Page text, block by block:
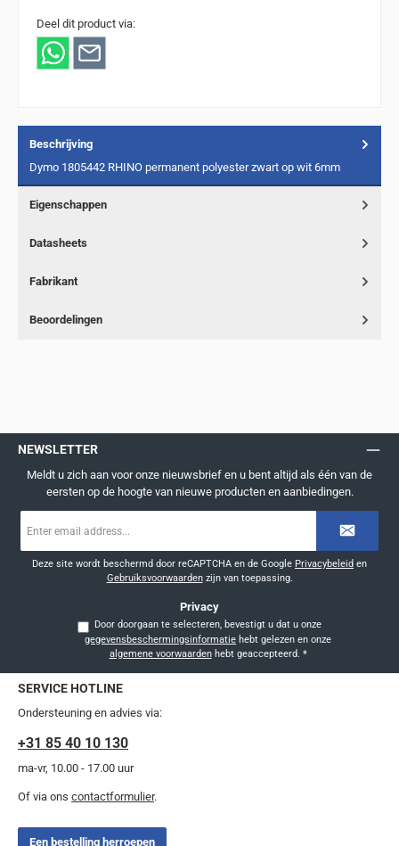
Deel dit product via:
Beschrijving
Dymo 1805442 RHINO permanent polyester zwart op wit 6mm
Eigenschappen
Datasheets
Fabrikant
Beoordelingen
NEWSLETTER
Meldt u zich aan voor onze nieuwsbrief en u bent altijd als één van de
eersten op de hoogte van nieuwe producten en aanbiedingen.
mailadres
Deze site wordt beschermd door reCAPTCHA en de Google Privacybeleid en
Gebruiksvoorwaardenzijn van toepassing.
Privacy
Door doorgaan te selecteren, bevestigt u dat u onze
gegevensbeschermingsinformatie
algemene voorwaardenhebt geaccepteerd. *
SERVICE HOTLINE
Ondersteuning en advies via:
+31 85 40 10 130
ma-vr, 10.00 - 17.00 uur
Of via ons contactformulier.
Een bestelling herroepen